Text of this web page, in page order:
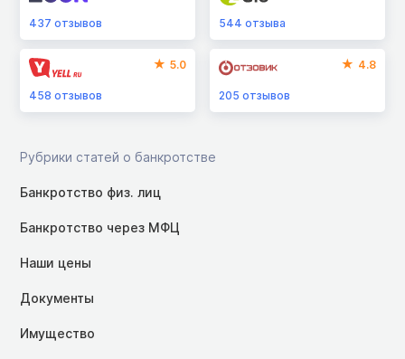
437 отзывов 544отзыва
5.0
458 отзывов
4.8
205отзывов
Рубрики статей о банкротстве
Банкротство физ. лиц
Банкротство через МФЦ
Наши цены
Документы
Имущество